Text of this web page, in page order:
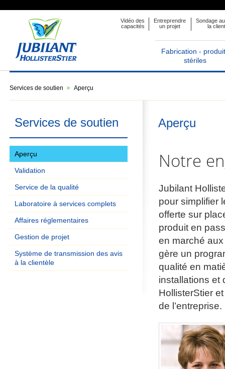
Vidéo des
capacités
Entreprendre
un projet
Sondage
la
Fabrication -
stériles
Services de soutien Aperçu
Services de soutien
Aperçu
Validation
Service de la qualité
Laboratoire à services complets
Affaires réglementaires
Gestion de projet
Système de transmission des avis
à la clientèle
Aperçu
Notre
Jubilant
pour simplifier
offerte sur
produit en
en marché
gère un
qualité en
installations et
HollisterStier
de l’entreprise.